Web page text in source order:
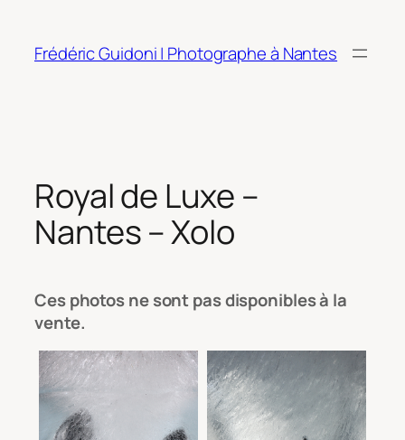
contenu
Frédéric Guidoni | Photographe à Nantes
Royal de Luxe –
Nantes – Xolo
Ces photos ne sont pas disponibles à la
vente.